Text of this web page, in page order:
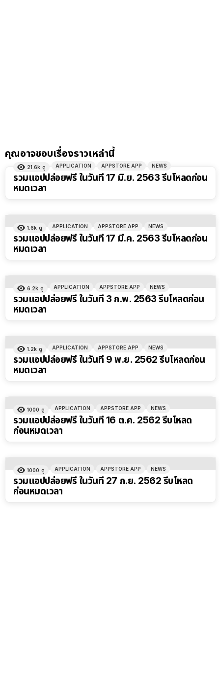
คุณอาจชอบเรื่องราวเหล่านี้
21.6k ดู APPLICATION APPSTORE APP NEWS
รวมแอปปล่อยฟรี ในวันที่ 17 มิ.ย. 2563 รีบโหลดก่อน
หมดเวลา
1.6k ดู APPLICATION APPSTORE APP NEWS
รวมแอปปล่อยฟรี ในวันที่ 17 มี.ค. 2563 รีบโหลดก่อน
หมดเวลา
6.2k ดู APPLICATION APPSTORE APP NEWS
รวมแอปปล่อยฟรี ในวันที่ 3 ก.พ. 2563 รีบโหลดก่อน
หมดเวลา
1.2k ดู APPLICATION APPSTORE APP NEWS
รวมแอปปล่อยฟรี ในวันที่ 9 พ.ย. 2562 รีบโหลดก่อน
หมดเวลา
1000 ดู APPLICATION APPSTORE APP NEWS
รวมแอปปล่อยฟรี ในวันที่ 16 ต.ค. 2562 รีบโหลด
ก่อนหมดเวลา
1000 ดู APPLICATION APPSTORE APP NEWS
รวมแอปปล่อยฟรี ในวันที่ 27 ก.ย. 2562 รีบโหลด
ก่อนหมดเวลา